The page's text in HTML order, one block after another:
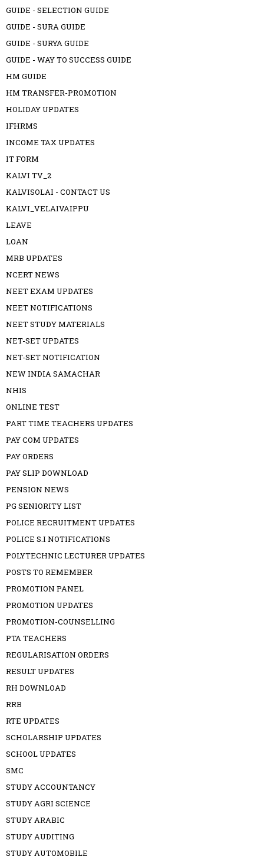
GUIDE - SELECTION GUIDE
GUIDE - SURA GUIDE
GUIDE - SURYA GUIDE
GUIDE - WAY TO SUCCESS GUIDE
HM GUIDE
HM TRANSFER-PROMOTION
HOLIDAY UPDATES
IFHRMS
INCOME TAX UPDATES
IT FORM
KALVI TV_2
KALVISOLAI - CONTACT US
KALVI_VELAIVAIPPU
LEAVE
LOAN
MRB UPDATES
NCERT NEWS
NEET EXAM UPDATES
NEET NOTIFICATIONS
NEET STUDY MATERIALS
NET-SET UPDATES
NET-SET NOTIFICATION
NEW INDIA SAMACHAR
NHIS
ONLINE TEST
PART TIME TEACHERS UPDATES
PAY COM UPDATES
PAY ORDERS
PAY SLIP DOWNLOAD
PENSION NEWS
PG SENIORITY LIST
POLICE RECRUITMENT UPDATES
POLICE S.I NOTIFICATIONS
POLYTECHNIC LECTURER UPDATES
POSTS TO REMEMBER
PROMOTION PANEL
PROMOTION UPDATES
PROMOTION-COUNSELLING
PTA TEACHERS
REGULARISATION ORDERS
RESULT UPDATES
RH DOWNLOAD
RRB
RTE UPDATES
SCHOLARSHIP UPDATES
SCHOOL UPDATES
SMC
STUDY ACCOUNTANCY
STUDY AGRI SCIENCE
STUDY ARABIC
STUDY AUDITING
STUDY AUTOMOBILE